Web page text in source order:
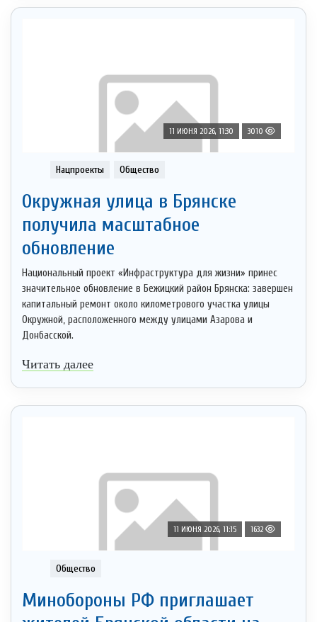
11 ИЮНЯ 2026, 11:30 3010
Нацпроекты Общество
Окружная улица в Брянске
получила масштабное
обновление
Национальный проект «Инфраструктура для жизни» принес
значительное обновление в Бежицкий район Брянска: завершен
капитальный ремонт около километрового участка улицы
Окружной, расположенного между улицами Азарова и
Донбасской.
Читать далее
11 ИЮНЯ 2026, 11:15 1632
Общество
Минобoроны РФ приглaшaет